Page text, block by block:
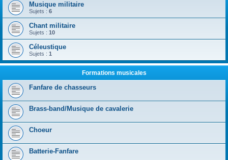
Musique militaire
Sujets : 6
Chant militaire
Sujets : 10
Céleustique
Sujets : 1
Formations musicales
Fanfare de chasseurs
Brass-band/Musique de cavalerie
Choeur
Batterie-Fanfare